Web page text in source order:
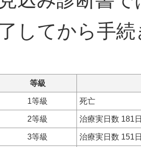
了してから手
等級
1等級 死亡
2等級 治療実日数 181
3等級 治療実日数 151